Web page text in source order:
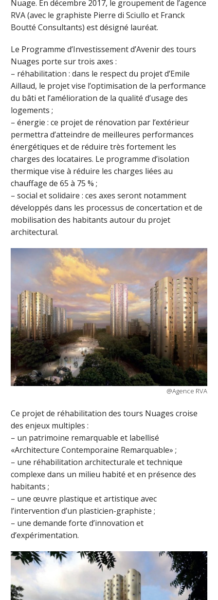
Nuage. En décembre 2017, le groupement de l’agence
RVA (avec le graphiste Pierre di Sciullo et Franck
Boutté Consultants) est désigné lauréat.
Le Programme d’Investissement d’Avenir des tours
Nuages porte sur trois axes :
– réhabilitation : dans le respect du projet d’Emile
Aillaud, le projet vise l’optimisation de la performance
du bâti et l’amélioration de la qualité d’usage des
logements ;
– énergie : ce projet de rénovation par l’extérieur
permettra d’atteindre de meilleures performances
énergétiques et de réduire très fortement les
charges des locataires. Le programme d’isolation
thermique vise à réduire les charges liées au
chauffage de 65 à 75 % ;
– social et solidaire : ces axes seront notamment
développés dans les processus de concertation et de
mobilisation des habitants autour du projet
architectural.
@Agence RVA
Ce projet de réhabilitation des tours Nuages croise
des enjeux multiples :
– un patrimoine remarquable et labellisé
«Architecture Contemporaine Remarquable» ;
– une réhabilitation architecturale et technique
complexe dans un milieu habité et en présence des
habitants ;
– une œuvre plastique et artistique avec
l’intervention d’un plasticien-graphiste ;
– une demande forte d’innovation et
d’expérimentation.